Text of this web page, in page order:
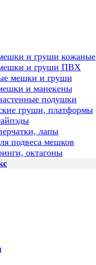
и груши кожаные
мешки и груши ПВХ
мешки и груши
и манекены
подушки
груши, платформы
лапы
подвеса мешков
октагоны